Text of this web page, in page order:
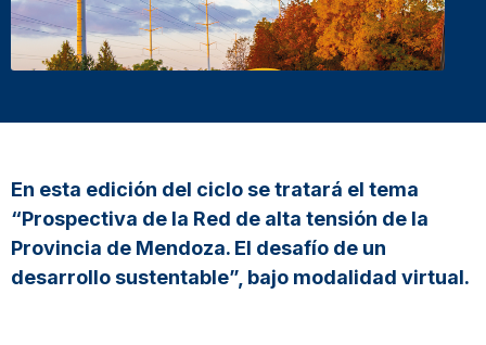
En esta edición del ciclo se tratará el tema
“Prospectiva de la Red de alta tensión de la
Provincia de Mendoza. El desafío de un
desarrollo sustentable”, bajo modalidad virtual.